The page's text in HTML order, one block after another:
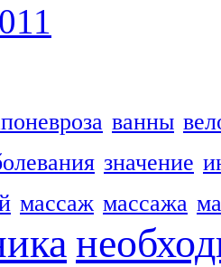
ванны
значение
массаж массажа